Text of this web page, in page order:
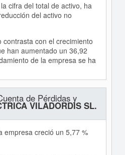
cifra del total de activo, ha
del activo no
contrasta con el crecimiento
han aumentado un 36,92
de la empresa se ha
de Pérdidas y
VILADORDIS SL.
empresa creció un 5,77 %